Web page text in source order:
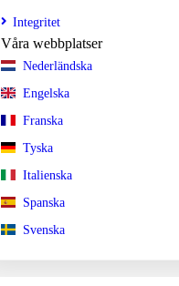
Integritet
Våra webbplatser
Nederländska
Engelska
Franska
Tyska
Italienska
Spanska
Svenska